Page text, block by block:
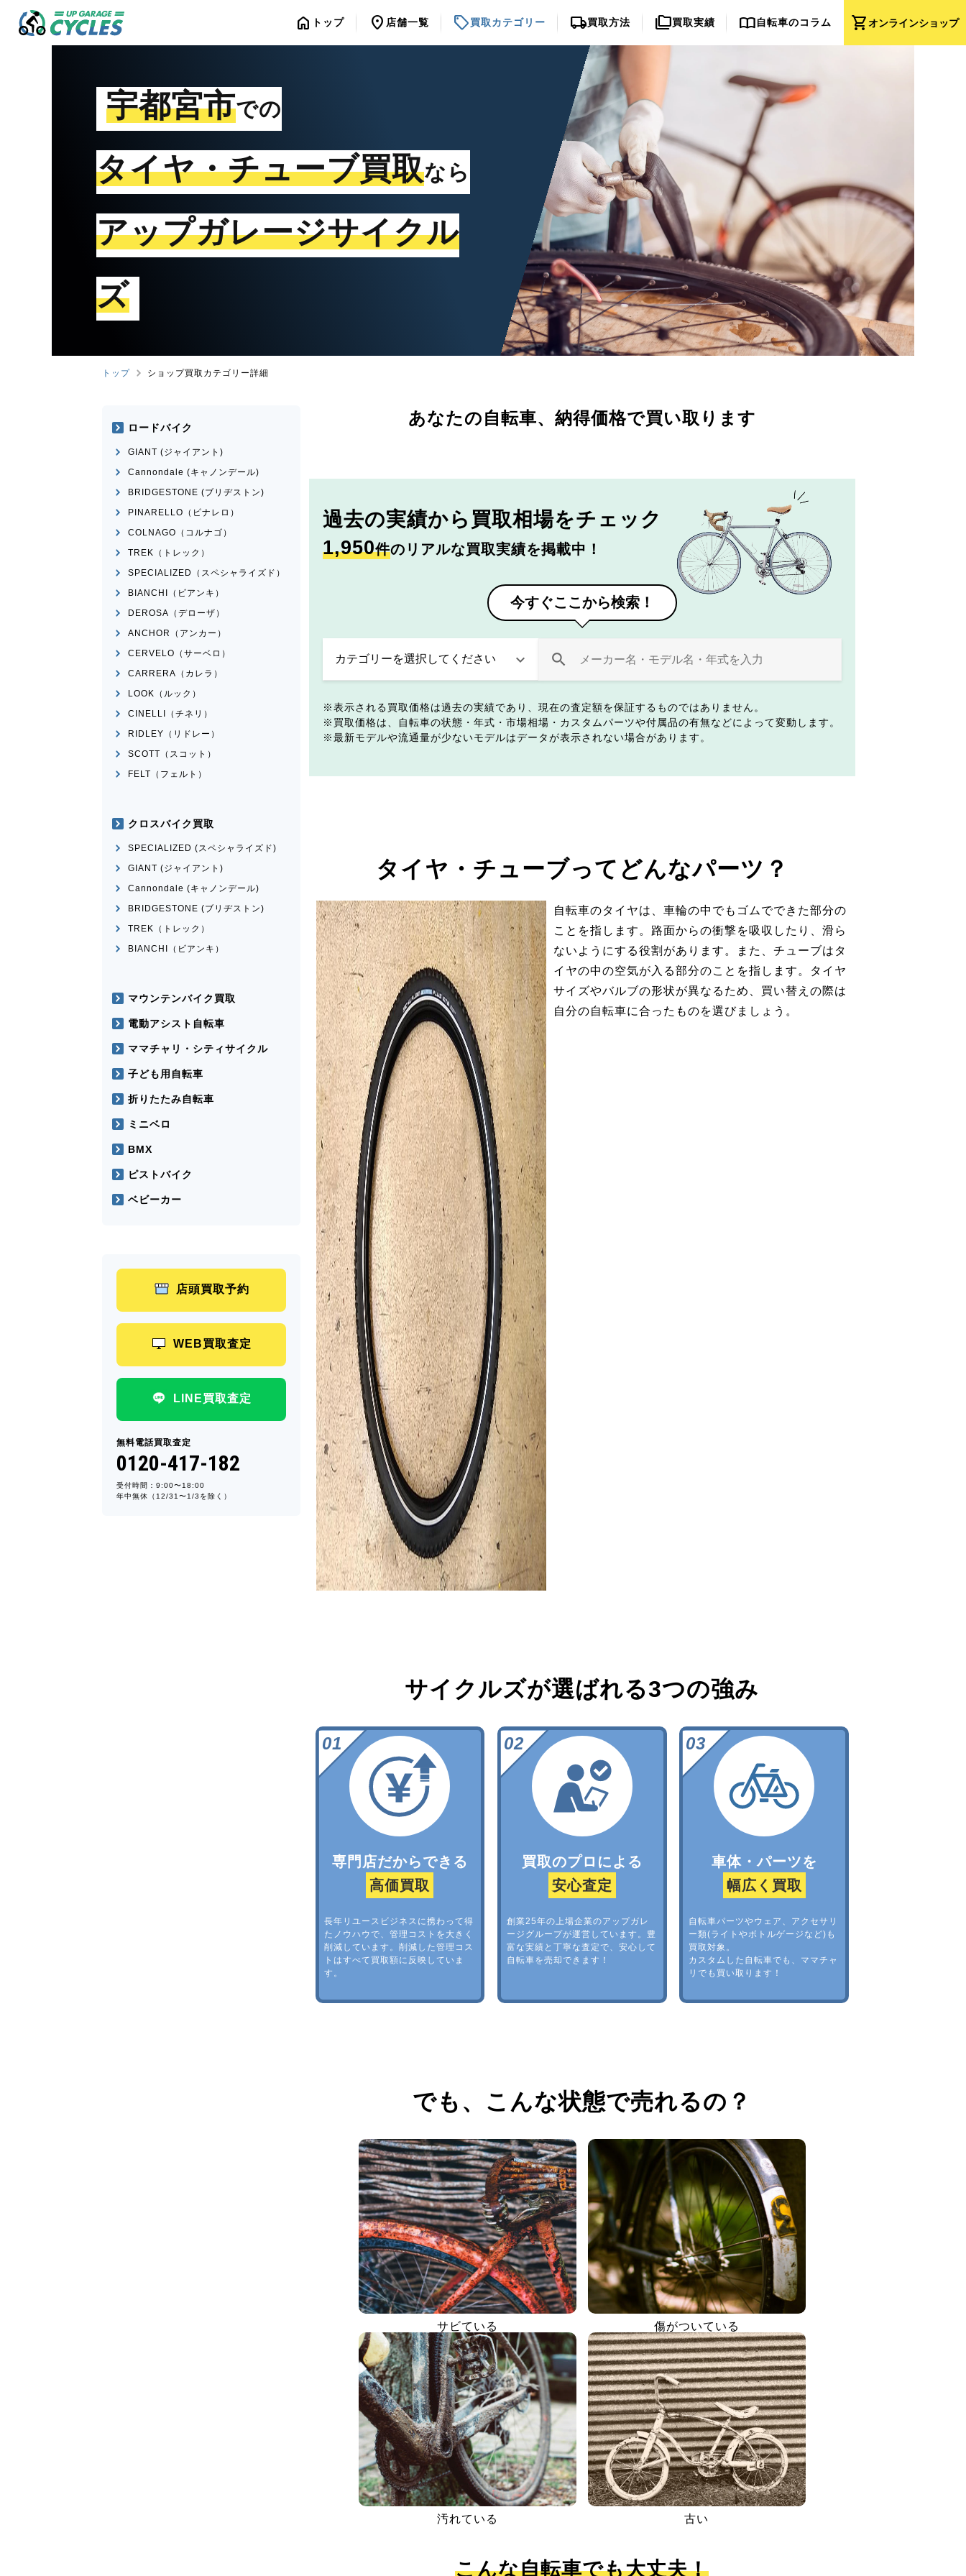
shopping_cartオンラインショップ
home トップ location_on 店舗一覧 sell買取カテゴリー local_shipping買取方法 folder_copy買取実績 import_contacts自転車のコラム
宇都宮市での
タイヤ・チューブ買取なら
アップガレージサイクル
ズ
トップ ショップ買取カテゴリー詳細
あなたの自転車、 納得価格で買い取ります
過去の実績から 買取相場をチェック
1,950件のリアルな買取実績を掲載中！
今すぐここから検索！
表示される買取価格は過去の実績であり、現在の査定額を保証するものではありません。
買取価格は、自転車の状態・年式・市場相場・カスタムパーツや付属品の有無などによって変動します。
最新モデルや流通量が少ないモデルはデータが表示されない場合があります。
タイヤ・チューブってどんなパーツ？
自転車のタイヤは、車輪の中でもゴムでできた部分の
ことを指します。路面からの衝撃を吸収したり、滑ら
ないようにする役割があります。また、チューブはタ
イヤの中の空気が入る部分のことを指します。タイヤ
サイズやバルブの形状が異なるため、買い替えの際は
自分の自転車に合ったものを選びましょう。
サイクルズが選ばれる3つの強み
専門店だからできる
高価買取
長年リユースビジネスに携わって得
たノウハウで、管理コストを大きく
削減しています。削減した管理コス
トはすべて買取額に反映していま
す。
買取のプロによる
安心査定
創業25年の上場企業のアップガレ
ージグループが運営しています。豊
富な実績と丁寧な査定で、安心して
自転車を売却できます！
車体・パーツを
幅広く買取
自転車パーツやウェア、アクセサリ
ー類(ライトやボトルゲージなど)も
買取対象。
カスタムした自転車でも、ママチャ
リでも買い取ります！
でも、 こんな状態で売れるの？
サビている 傷がついている
汚れている 古い
こんな自転車でも大丈夫！
ロードバイク
GIANT (ジャイアント)
Cannondale (キャノンデール)
BRIDGESTONE (ブリヂストン)
PINARELLO（ピナレロ）
COLNAGO（コルナゴ）
TREK（トレック）
SPECIALIZED（スペシャライズド）
BIANCHI（ビアンキ）
DEROSA（デローザ）
ANCHOR（アンカー）
CERVELO（サーベロ）
CARRERA（カレラ）
LOOK（ルック）
CINELLI（チネリ）
RIDLEY（リドレー）
SCOTT（スコット）
FELT（フェルト）
クロスバイク買取
SPECIALIZED (スペシャライズド)
GIANT (ジャイアント)
Cannondale (キャノンデール)
BRIDGESTONE (ブリヂストン)
TREK（トレック）
BIANCHI（ビアンキ）
マウンテンバイク買取
電動アシスト自転車
ママチャリ・シティサイクル
子ども用自転車
折りたたみ自転車
ミニベロ
BMX
ピストバイク
ベビーカー
店頭買取予約
WEB買取査定
LINE買取査定
無料電話買取査定
0120-417-182
受付時間：9:00〜18:00
年中無休（12/31〜1/3を除く）